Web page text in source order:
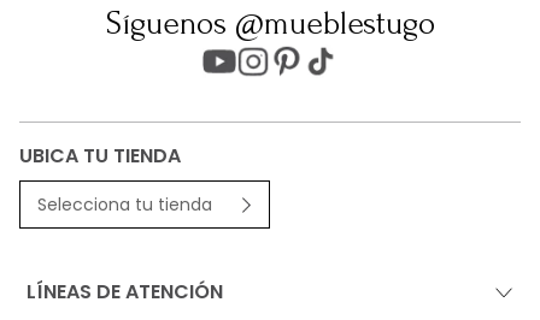
Síguenos @mueblestugo
UBICA TU TIENDA
Selecciona tu tienda
LÍNEAS DE ATENCIÓN